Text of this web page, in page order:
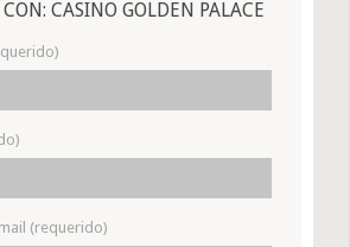
CASINO GOLDEN PALACE
(requerido)